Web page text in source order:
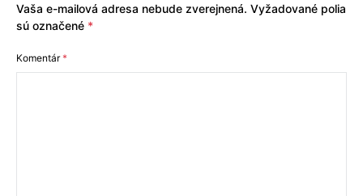
Vaša e-mailová adresa nebude zverejnená. Vyžadované polia
sú označené *
Komentár*